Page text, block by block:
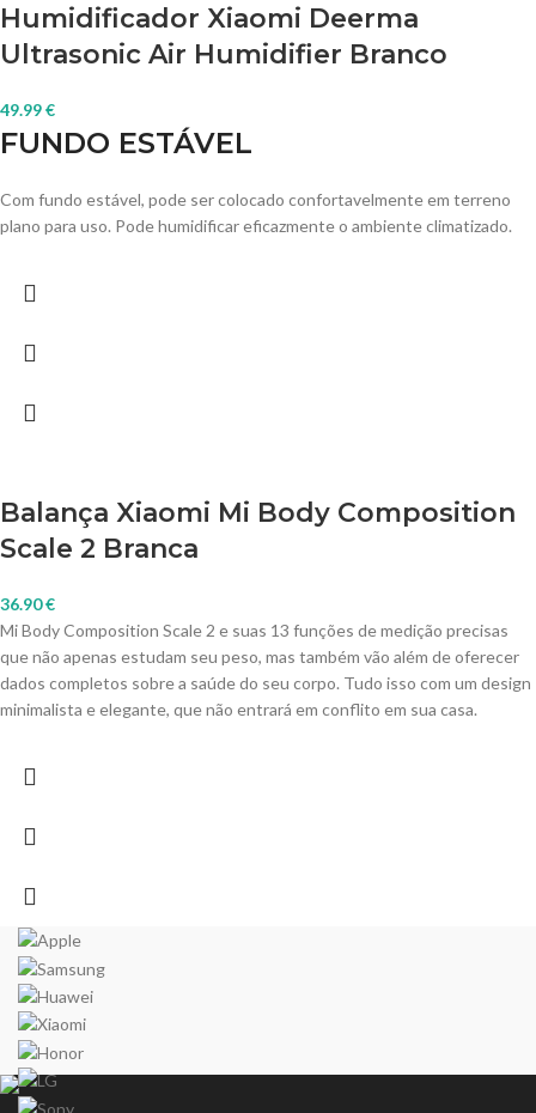
Humidificador Xiaomi Deerma
Ultrasonic Air Humidifier Branco
49.99€
FUNDO ESTÁVEL
Com fundo estável, pode ser colocado confortavelmente em terreno
plano para uso. Pode humidificar eficazmente o ambiente climatizado.
Balança Xiaomi Mi Body Composition
Scale 2 Branca
36.90€
Mi Body Composition Scale 2 e suas 13 funções de medição precisas
que não apenas estudam seu peso, mas também vão além de oferecer
dados completos sobre a saúde do seu corpo. Tudo isso com um design
minimalista e elegante, que não entrará em conflito em sua casa.